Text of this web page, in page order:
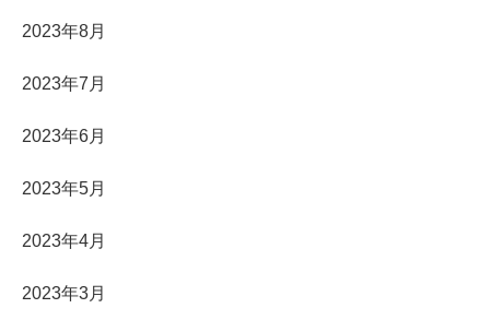
2023年8月
2023年7月
2023年6月
2023年5月
2023年4月
2023年3月